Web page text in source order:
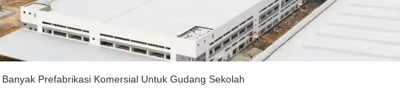
Prefabrikasi Komersial Untuk Gudang Sekolah